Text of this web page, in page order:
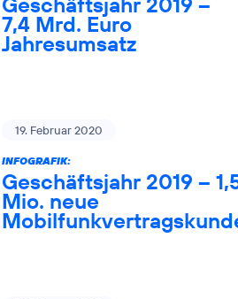
7,4 Mrd. Euro
Jahresumsatz
19. Februar 2020
INFOGRAFIK:
Geschäftsjahr 2019 –
Mio. neue